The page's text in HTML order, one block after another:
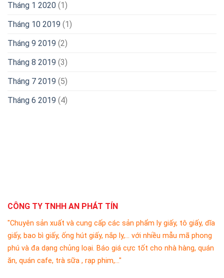
Tháng 1 2020 (1)
Tháng 10 2019 (1)
Tháng 9 2019 (2)
Tháng 8 2019 (3)
Tháng 7 2019 (5)
Tháng 6 2019 (4)
CÔNG TY TNHH AN PHÁT TÍN
"Chuyên sản xuất và cung cấp các sản phẩm ly giấy, tô giấy, dĩa
giấy, bao bì giấy, ống hút giấy, nắp ly,... với nhiều mẫu mã phong
phú và đa dạng chủng loại. Báo giá cực tốt cho nhà hàng, quán
ăn, quán cafe, trà sữa , rạp phim,..."